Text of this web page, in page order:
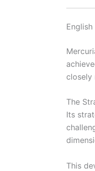
English
closely
The
Its
This